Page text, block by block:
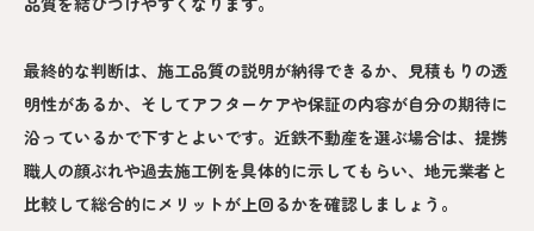
最終的な判断は、施工品質の説明が納得できるか、見積もりの透
明性があるか、そしてアフターケアや保証の内容が自分の期待に
沿っているかで下すとよいです。近鉄不動産を選ぶ場合は、提携
職人の顔ぶれや過去施工例を具体的に示してもらい、地元業者と
比較して総合的にメリットが上回るかを確認しましょう。